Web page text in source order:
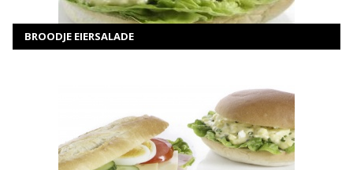
BROODJE EIERSALADE
MEER INFORMATIE